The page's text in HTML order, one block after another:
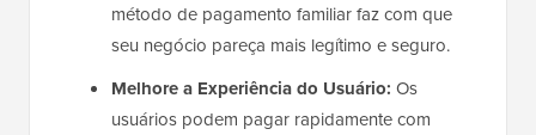
método de pagamento familiar faz com que
seu negócio pareça mais legítimo e seguro.
Melhore a Experiência do Usuário: Os
usuários podem pagar rapidamente com